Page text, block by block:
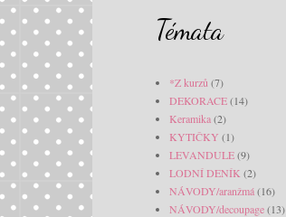
Témata
*Z kurzů (7)
DEKORACE(14)
Keramika(2)
KYTIČKY (1)
LEVANDULE(9)
LODNÍ DENÍK (2)
NÁVODY/aranžmá(16)
NÁVODY/decoupage(13)